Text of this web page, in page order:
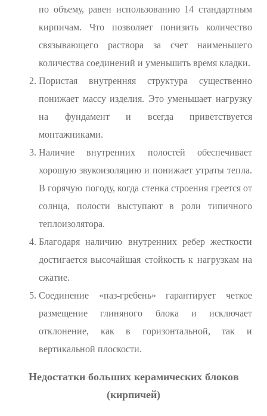
по объему, равен использованию 14 стандартным
кирпичам. Что позволяет понизить количество
связывающего раствора за счет наименьшего
количества соединений и уменьшить время кладки.
Пористая внутренняя структура существенно
понижает массу изделия. Это уменьшает нагрузку
на фундамент и всегда приветствуется
монтажниками.
Наличие внутренних полостей обеспечивает
хорошую звукоизоляцию и понижает утраты тепла.
В горячую погоду, когда стенка строения греется от
солнца, полости выступают в роли типичного
теплоизолятора.
Благодаря наличию внутренних ребер жесткости
достигается высочайшая стойкость к нагрузкам на
сжатие.
Соединение «паз-гребень» гарантирует четкое
размещение глиняного блока и исключает
отклонение, как в горизонтальной, так и
вертикальной плоскости.
Недостатки больших керамических блоков
(кирпичей)